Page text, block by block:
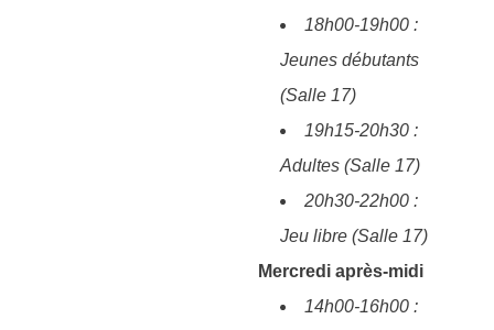
18h00-19h00 :
Jeunes débutants
(Salle 17)
19h15-20h30 :
Adultes (Salle 17)
20h30-22h00 :
Jeu libre (Salle 17)
Mercredi après-midi
14h00-16h00 :